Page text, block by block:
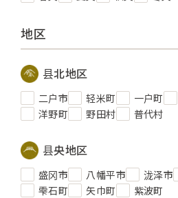
地区
县北地区
二户市 轻米町 一户町
洋野町
野田村 普代村
县央地区
盛冈市 八幡平市 泷泽市
雫石町
矢巾町 紫波町